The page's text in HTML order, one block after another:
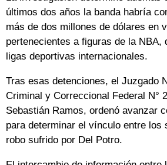
últimos dos años la banda habría
más de dos millones de dólares en
pertenecientes a figuras de la NBA,
ligas deportivas internacionales.
Tras esas detenciones, el Juzgado
Criminal y Correccional Federal N°
Sebastián Ramos, ordenó avanzar
para determinar el vínculo entre los
robo sufrido por Del Potro.